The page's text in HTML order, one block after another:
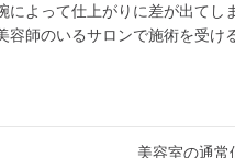
によって仕上がりに差が出てし
容師のいるサロンで施術を受け
美容室の通常